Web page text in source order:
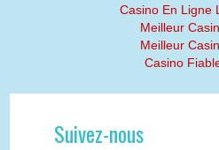
Casino En Ligne
Meilleur
Meilleur
Casino
Suivez-nous